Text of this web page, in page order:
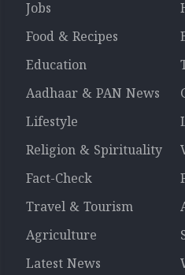
Jobs
Food & Recipes
Education
Aadhaar & PAN News
Lifestyle
Religion & Spirituality
Fact-Check
Travel & Tourism
Agriculture
Latest News